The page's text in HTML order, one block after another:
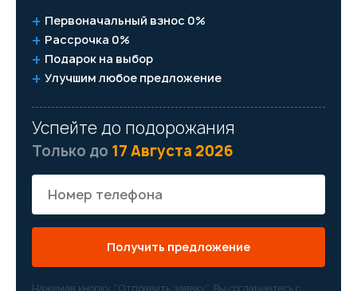
Первоначальный взнос 0%
Рассрочка 0%
Подарок на выбор
Улучшим любое предложение
Успейте до подорожания
Только до 17 Августа 2026
Получить предложение
Нажимая кнопку “Отправить заявку”, Вы соглашаетесь с